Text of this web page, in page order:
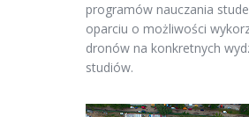
programów nauczania
oparciu o możliwości
dronów na konkretnych
studiów.